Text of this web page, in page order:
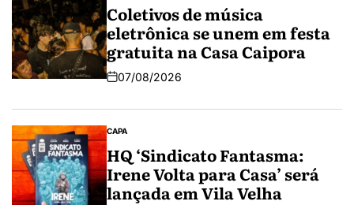
Coletivos de música
eletrônica se unem em festa
gratuita na Casa Caipora
07/08/2026
CAPA
HQ ‘Sindicato Fantasma:
Irene Volta para Casa’ será
lançada em Vila Velha